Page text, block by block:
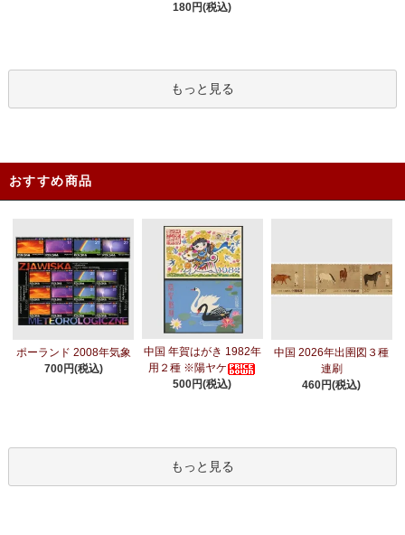
180円(税込)
もっと見る
おすすめ商品
ポーランド 2008年気象
700円(税込)
中国 年賀はがき 1982年
用２種 ※陽ヤケ
500円(税込)
中国 2026年出圉図３種
連刷
460円(税込)
もっと見る